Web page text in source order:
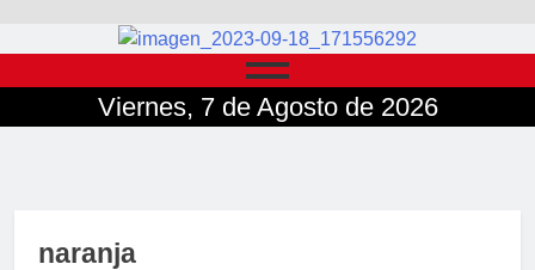
Viernes, 7 de Agosto de 2026
naranja